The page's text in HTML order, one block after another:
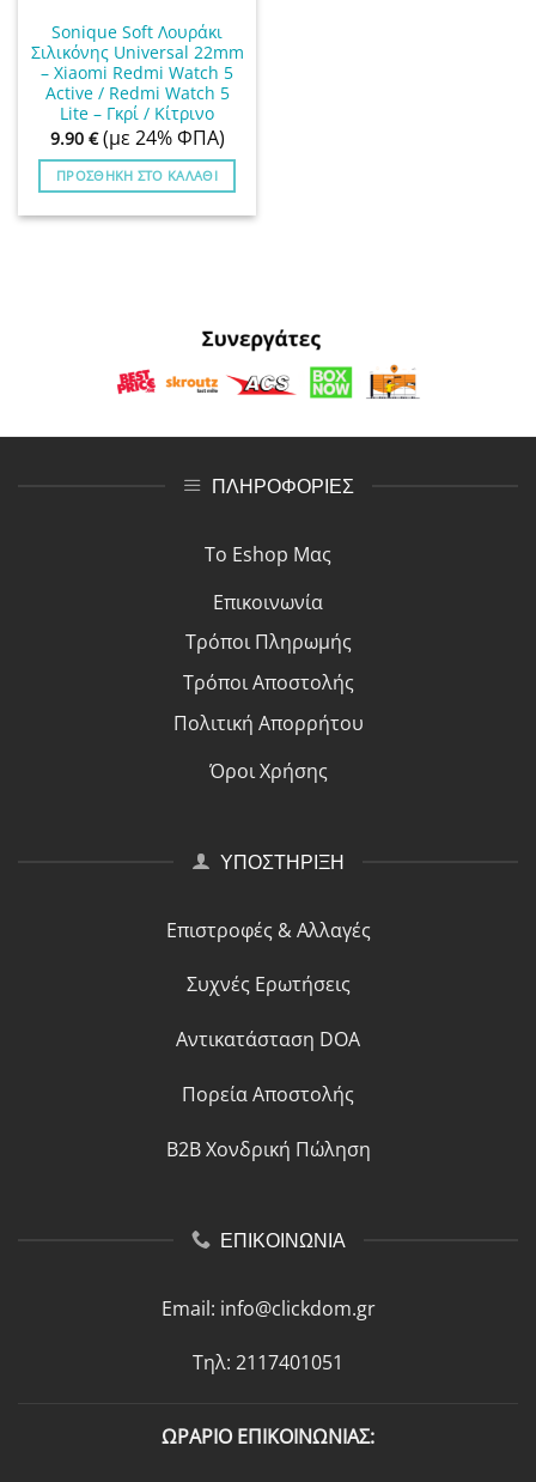
Sonique Soft Λουράκι
Σιλικόνης Universal 22mm
– Xiaomi Redmi Watch 5
Active / Redmi Watch 5
Lite – Γκρί / Κίτρινο
9.90 € (με 24% ΦΠΑ)
ΠΡΟΣΘΉΚΗ ΣΤΟ ΚΑΛΆΘΙ
ΠΛΗΡΟΦΟΡΙΕΣ
Το Eshop Μας
Επικοινωνία
Τρόποι Πληρωμής
Τρόποι Αποστολής
Πολιτική Απορρήτου
Όροι Χρήσης
ΥΠΟΣΤΗΡΙΞΗ
Επιστροφές & Αλλαγές
Συχνές Ερωτήσεις
Αντικατάσταση DOA
Πορεία Αποστολής
B2B Χονδρική Πώληση
ΕΠΙΚΟΙΝΩΝΙΑ
Email: info@clickdom.gr
Τηλ: 2117401051
ΩΡΑΡΙΟ ΕΠΙΚΟΙΝΩΝΙΑΣ: